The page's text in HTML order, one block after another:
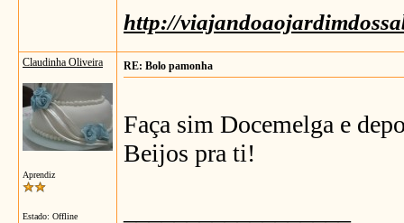
http://
Claudinha Oliveira
Aprendiz
Estado: Offline
RE: Bolo pamonha
Faça sim Docemelga e
Beijos pra ti!